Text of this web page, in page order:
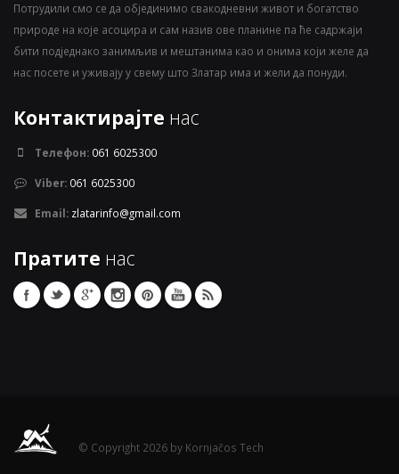
Потрудили смо се да објединимо свакодневни живот и богатство
природе на које асоцира и сам назив ове планине па ће садржаји
бити подједнако занимљив и мештанима као и онима који желе да
нас посете и уживају у свему што Златар има и жели да понуди.
Контактирајте нас
Телефон: 061 6025300
Viber: 061 6025300
Email: zlatarinfo@gmail.com
Пратите нас
© Copyright 2026 by Kornjačos Tech